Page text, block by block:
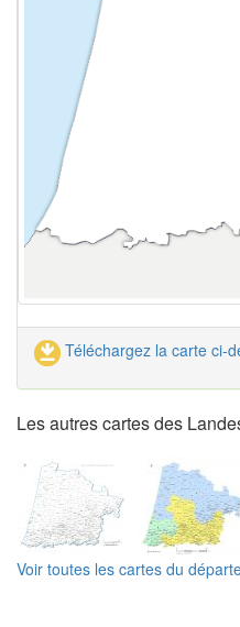
Téléchargez la carte ci-
Les autres cartes des
Voir toutes les cartes du